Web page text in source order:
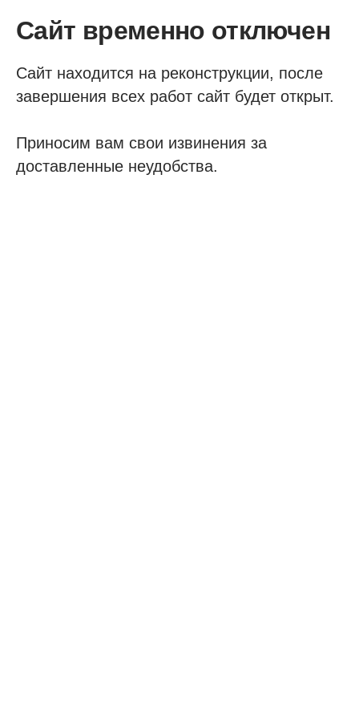
Сайт временно отключен
Сайт находится на реконструкции, после
завершения всех работ сайт будет открыт.
Приносим вам свои извинения за
доставленные неудобства.